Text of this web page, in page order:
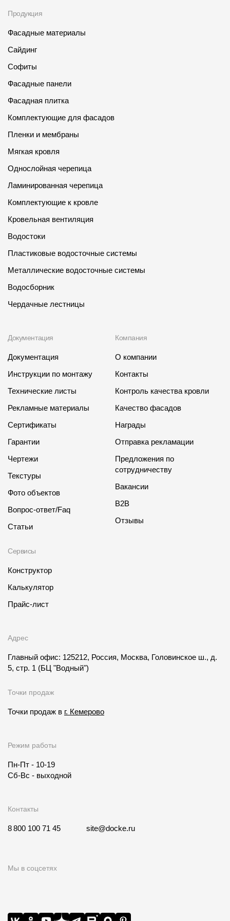
О компании
Контакты
Отправка рекламации
Предложения по сотрудничеству
Вакансии
B2B
Кемеровская область
8 800 100 71 45
Адрес
125212, Россия, Москва, Головинское ш., д. 5, стр. 1
Режим работы
Пн-Пт - 10-19
Продукция
Фасадные материалы
Сайдинг
Софиты
Фасадные панели
Фасадная плитка
Комплектующие для фасадов
Пленки и мембраны
Мягкая кровля
Однослойная черепица
Ламинированная черепица
Комплектующие к кровле
Кровельная вентиляция
Водостоки
Пластиковые водосточные системы
Металлические водосточные системы
Водосборник
Чердачные лестницы
Документация
Документация
Инструкции по монтажу
Технические листы
Рекламные материалы
Сертификаты
Гарантии
Чертежи
Текстуры
Фото объектов
Вопрос-ответ/Faq
Статьи
Сервисы
Конструктор
Калькулятор
Прайс-лист
Компания
О компании
Контакты
Контроль качества кровли
Качество фасадов
Награды
Отправка рекламации
Предложения по
сотрудничеству
Вакансии
B2B
Отзывы
Адрес
Главный офис: 125212, Россия, Москва, Головинское ш., д.
5, стр. 1 (БЦ "Водный")
Точки продаж
Точки продаж в г. Кемерово
Режим работы
Пн-Пт - 10-19
Сб-Вс - выходной
Контакты
8 800 100 71 45 site@docke.ru
Мы в соцсетях